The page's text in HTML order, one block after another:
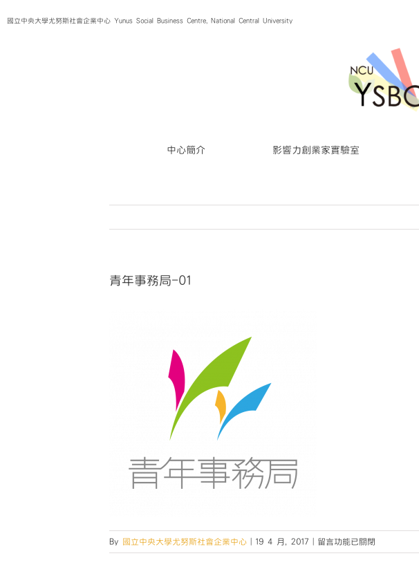
to國立中央大學尤努斯社會企業中心 Yunus Social Business Centre, National Central University
中心簡介 影響力創業家實驗室
青年事務局-01
By 國立中央大學尤努斯社會企業中心 19 4 月, 2017
在
〈青
留言功能已關閉